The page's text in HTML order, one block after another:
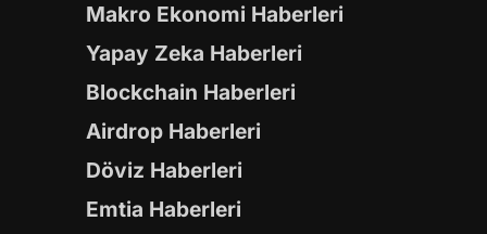
Makro Ekonomi Haberleri
Yapay Zeka Haberleri
Blockchain Haberleri
Airdrop Haberleri
Döviz Haberleri
Emtia Haberleri